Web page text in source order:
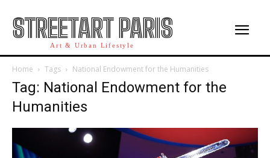
STREETART PARIS
Art & Urban Lifestyle
Home Tags National Endowment for the Humanities
Tag: National Endowment for the
Humanities